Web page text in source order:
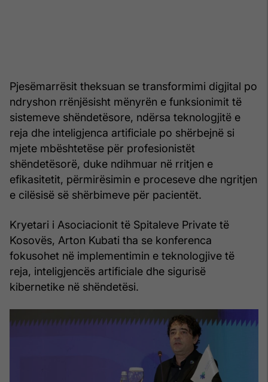
Pjesëmarrësit theksuan se transformimi digjital po
ndryshon rrënjësisht mënyrën e funksionimit të
sistemeve shëndetësore, ndërsa teknologjitë e
reja dhe inteligjenca artificiale po shërbejnë si
mjete mbështetëse për profesionistët
shëndetësorë, duke ndihmuar në rritjen e
efikasitetit, përmirësimin e proceseve dhe ngritjen
e cilësisë së shërbimeve për pacientët.
Kryetari i Asociacionit të Spitaleve Private të
Kosovës, Arton Kubati tha se konferenca
fokusohet në implementimin e teknologjive të
reja, inteligjencës artificiale dhe sigurisë
kibernetike në shëndetësi.